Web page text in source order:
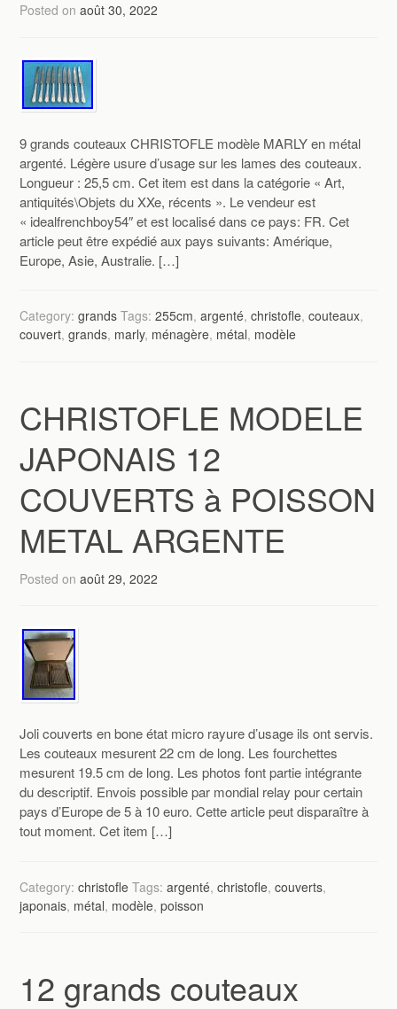
Posted onaoût 30, 2022
9 grands couteaux CHRISTOFLE modèle MARLY en métal
argenté. Légère usure d’usage sur les lames des couteaux.
Longueur : 25,5 cm. Cet item est dans la catégorie « Art,
antiquités\Objets du XXe, récents ». Le vendeur est
« idealfrenchboy54″ et est localisé dans ce pays: FR. Cet
article peut être expédié aux pays suivants: Amérique,
Europe, Asie, Australie. […]
Category:grands Tags:255cm,argenté,christofle,couteaux,
couvert,grands, marly, ménagère, métal, modèle
CHRISTOFLE MODELE
JAPONAIS 12
COUVERTS à POISSON
METAL ARGENTE
Posted onaoût 29, 2022
Joli couverts en bone état micro rayure d’usage ils ont servis.
Les couteaux mesurent 22 cm de long. Les fourchettes
mesurent 19.5 cm de long. Les photos font partie intégrante
du descriptif. Envois possible par mondial relay pour certain
pays d’Europe de 5 à 10 euro. Cette article peut disparaître à
tout moment. Cet item […]
Category:christofle Tags:argenté,christofle,couverts,
japonais, métal, modèle,poisson
12 grands couteaux